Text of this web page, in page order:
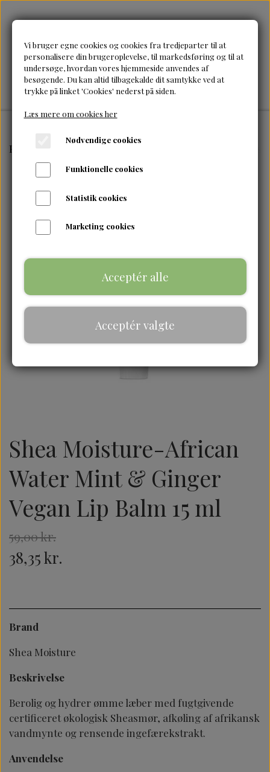
Forside Brands Hudpleje
Shea Moisture-African
Water Mint & Ginger
Vegan Lip Balm 15 ml
59,00 kr.
38,35 kr.
Brand
Shea Moisture
Beskrivelse
Berolig og hydrer ømme læber med fugtgivende
certificeret økologisk Sheasmør, afkøling af afrikansk
vandmynte og rensende ingefærekstrakt.
Anvendelse
Vi bruger egne cookies og cookies fra tredjeparter til at
personalisere din brugeroplevelse, til markedsføring og til at
undersøge, hvordan vores hjemmeside anvendes af
besøgende. Du kan altid tilbagekalde dit samtykke ved at
trykke på linket 'Cookies' nederst på siden.
Læs mere om cookies her
Nødvendige cookies
Funktionelle cookies
Statistik cookies
Marketing cookies
Acceptér alle
Acceptér valgte